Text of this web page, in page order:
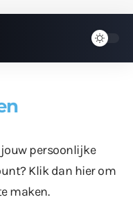
persoonlijke
Klik dan hierom
maken.